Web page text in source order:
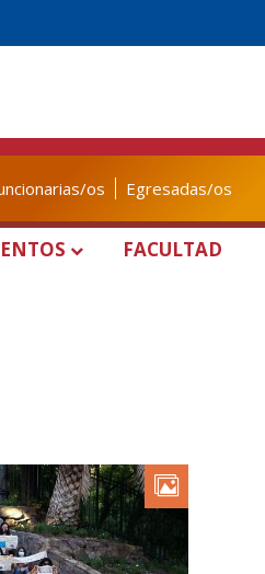
os Egresadas/os
FACULTAD